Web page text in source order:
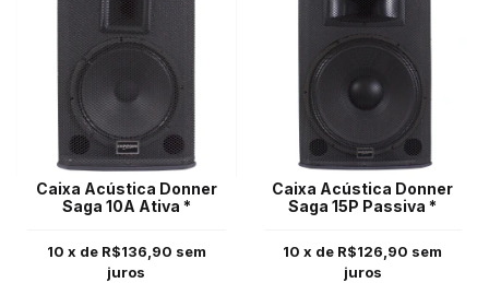
Caixa Acústica Donner
Saga 10A Ativa *
10 x de R$136,90 sem
juros
Caixa Acústica Donner
Saga 15P Passiva *
10 x de R$126,90 sem
juros